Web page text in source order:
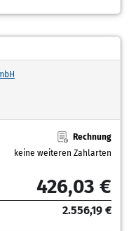
Rechnung
keine weiteren Zahlarten
426,03 €
2.556,19 €